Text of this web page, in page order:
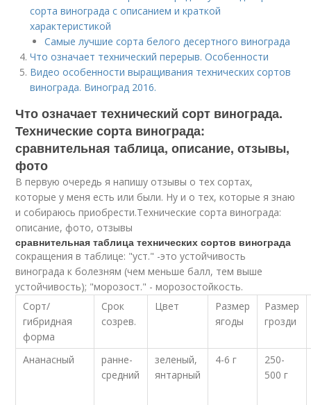
сорта винограда с описанием и краткой
характеристикой
Самые лучшие сорта белого десертного винограда
Что означает технический перерыв. Особенности
Видео особенности выращивания технических сортов
винограда. Виноград 2016.
Что означает технический сорт винограда.
Технические сорта винограда:
сравнительная таблица, описание, отзывы,
фото
В первую очередь я напишу отзывы о тех сортах,
которые у меня есть или были. Ну и о тех, которые я знаю
и собираюсь приобрести.Технические сорта винограда:
описание, фото, отзывы
сравнительная таблица технических сортов винограда
сокращения в таблице: "уст." -это устойчивость
винограда к болезням (чем меньше балл, тем выше
устойчивость); "морозост." - морозостойкость.
Сорт/
гибридная
форма
Срок
созрев.
Цвет
Размер
ягоды
Размер
грозди
Ананасный
ранне-
средний
зеленый,
янтарный
4-6 г
250-
500 г